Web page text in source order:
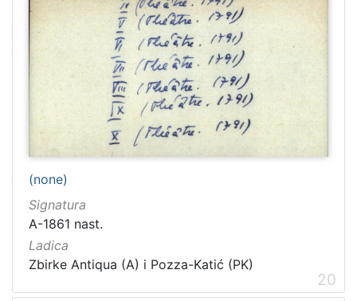
(none)
Signatura
A-1861 nast.
Ladica
Zbirke Antiqua (A) i Pozza-Katić (PK)
20